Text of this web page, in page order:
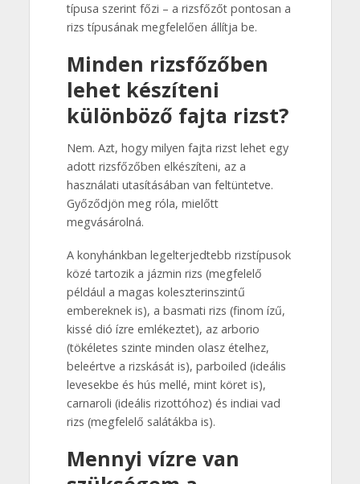
típusa szerint főzi – a rizsfőzőt pontosan a
rizs típusának megfelelően állítja be.
Minden rizsfőzőben
lehet készíteni
különböző fajta rizst?
Nem. Azt, hogy milyen fajta rizst lehet egy
adott rizsfőzőben elkészíteni, az a
használati utasításában van feltüntetve.
Győződjön meg róla, mielőtt
megvásárolná.
A konyhánkban legelterjedtebb rizstípusok
közé tartozik a jázmin rizs (megfelelő
például a magas koleszterinszintű
embereknek is), a basmati rizs (finom ízű,
kissé dió ízre emlékeztet), az arborio
(tökéletes szinte minden olasz ételhez,
beleértve a rizskását is), parboiled (ideális
levesekbe és hús mellé, mint köret is),
carnaroli (ideális rizottóhoz) és indiai vad
rizs (megfelelő salátákba is).
Mennyi vízre van